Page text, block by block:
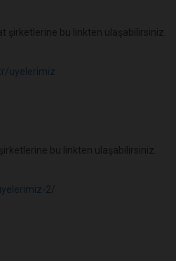
şirketlerine bu linkten ulaşabilirsiniz.
uyelerimiz
bu linkten ulaşabilirsiniz.
2/